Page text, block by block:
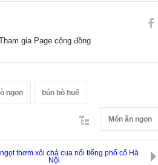
gia Page cộng đồng
ngon bún bò huế
Món ăn ngon
thơm xôi chả cua nổi tiếng phố cổ Hà
Nội